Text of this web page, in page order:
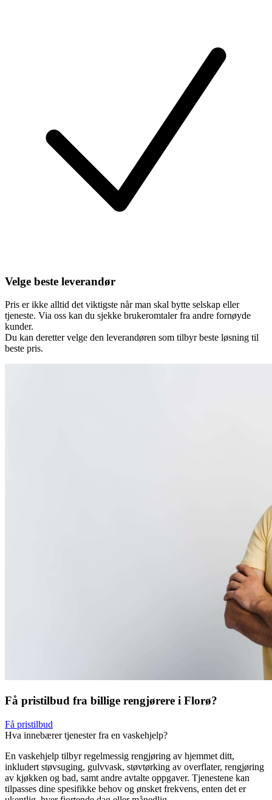
Velge beste leverandør
Pris er ikke alltid det viktigste når man skal bytte selskap eller
tjeneste. Via oss kan du sjekke brukeromtaler fra andre fornøyde
kunder.
Du kan deretter velge den leverandøren som tilbyr beste løsning til
beste pris.
Få pristilbud fra billige rengjørere i Florø?
Få pristilbud
Hva innebærer tjenester fra en vaskehjelp?
En vaskehjelp tilbyr regelmessig rengjøring av hjemmet ditt,
inkludert støvsuging, gulvvask, støvtørking av overflater, rengjøring
av kjøkken og bad, samt andre avtalte oppgaver. Tjenestene kan
tilpasses dine spesifikke behov og ønsket frekvens, enten det er